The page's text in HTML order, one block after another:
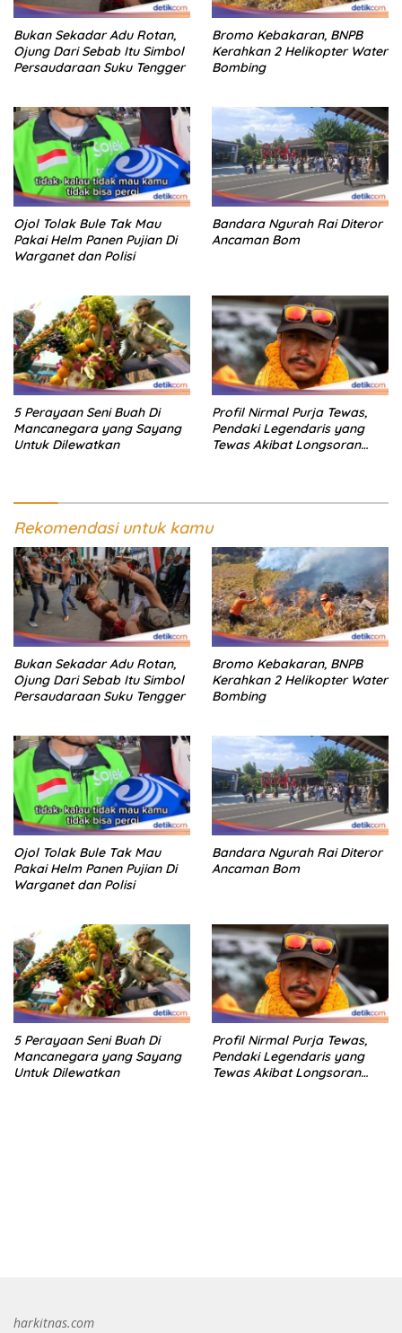
Bukan Sekadar Adu Rotan,
Ojung Dari Sebab Itu Simbol
Persaudaraan Suku Tengger
Bromo Kebakaran, BNPB
Kerahkan 2 Helikopter Water
Bombing
Ojol Tolak Bule Tak Mau
Pakai Helm Panen Pujian Di
Warganet dan Polisi
Bandara Ngurah Rai Diteror
Ancaman Bom
5 Perayaan Seni Buah Di
Mancanegara yang Sayang
Untuk Dilewatkan
Profil Nirmal Purja Tewas,
Pendaki Legendaris yang
Tewas Akibat Longsoran
Rekomendasi untuk kamu
Bukan Sekadar Adu Rotan,
Ojung Dari Sebab Itu Simbol
Persaudaraan Suku Tengger
Bromo Kebakaran, BNPB
Kerahkan 2 Helikopter Water
Bombing
Ojol Tolak Bule Tak Mau
Pakai Helm Panen Pujian Di
Warganet dan Polisi
Bandara Ngurah Rai Diteror
Ancaman Bom
5 Perayaan Seni Buah Di
Mancanegara yang Sayang
Untuk Dilewatkan
Profil Nirmal Purja Tewas,
Pendaki Legendaris yang
Tewas Akibat Longsoran
harkitnas.com